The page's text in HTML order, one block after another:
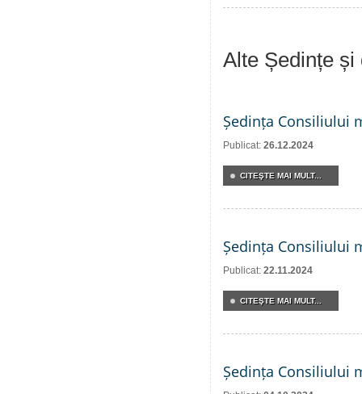
Alte Ședințe și
Ședința Consiliului
Publicat: 26.12.2024
CITEŞTE MAI MULT...
Ședința Consiliului
Publicat: 22.11.2024
CITEŞTE MAI MULT...
Ședința Consiliului